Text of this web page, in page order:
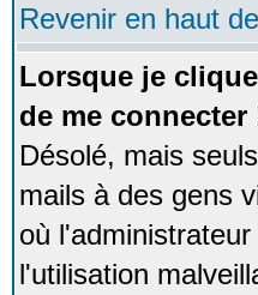
Revenir en haut
Lorsque je
de me connecter
Désolé, mais
mails à des gens
où
l'utilisation